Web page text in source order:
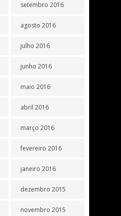
setembro 2016
agosto 2016
julho 2016
junho 2016
maio 2016
abril 2016
março 2016
fevereiro 2016
janeiro 2016
dezembro 2015
novembro 2015